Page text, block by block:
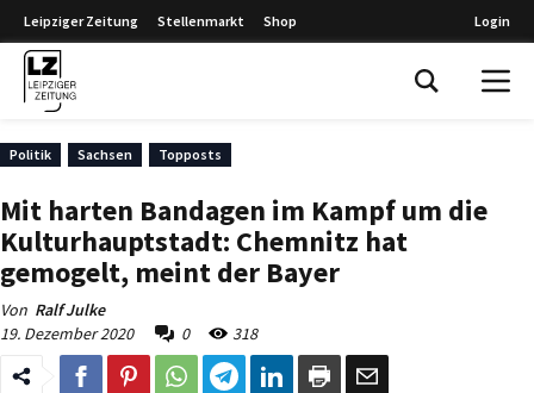
Leipziger Zeitung Stellenmarkt Shop Login
Politik Sachsen Topposts
Mit harten Bandagen im Kampf um die
Kulturhauptstadt: Chemnitz hat
gemogelt, meint der Bayer
Von Ralf Julke
19. Dezember 2020
0 318